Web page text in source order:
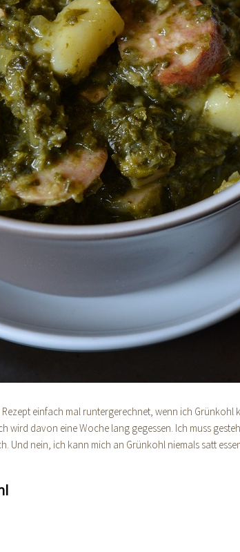
Rezept einfach mal runtergerechnet, wenn ich Grünkohl
wird davon eine Woche lang gegessen. Ich muss
Und nein, ich kann mich an Grünkohl niemals satt